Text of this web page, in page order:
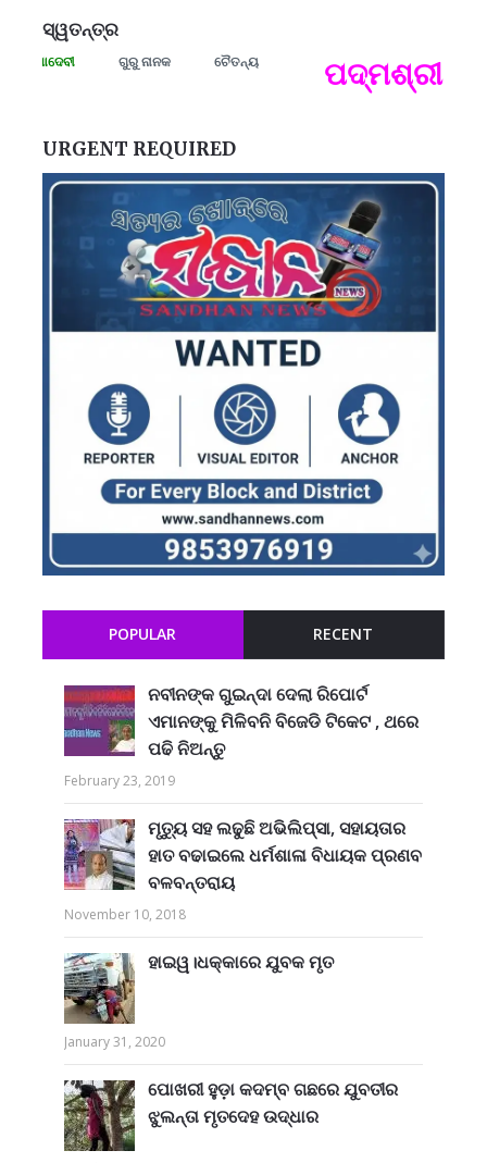
ସ୍ୱତନ୍ତ୍ର
ରମାଦେବୀ ଗୁରୁ ନାନକ ଚୈତନ୍ୟ ପଦ୍ମଶ୍ରୀ
URGENT REQUIRED
POPULAR RECENT
ନବୀନଙ୍କ ଗୁଇନ୍ଦା ଦେଲା ରିପୋର୍ଟ
ଏମାନଙ୍କୁ ମିଳିବନି ବିଜେଡି ଟିକେଟ , ଥରେ
ପଢି ନିଅନ୍ତୁ
February 23, 2019
ମୃତ୍ୟୁ ସହ ଲଢୁଛି ଅଭିଲିପ୍ସା, ସହାୟତାର
ହାତ ବଢାଇଲେ ଧର୍ମଶାଳା ବିଧାୟକ ପ୍ରଣବ
ବଳବନ୍ତରାୟ
November 10, 2018
ହାଇୱ।ଧକ୍କାରେ ଯୁବକ ମୃତ
January 31, 2020
ପୋଖରୀ ହୁଡ଼ା କଦମ୍ବ ଗଛରେ ଯୁବତୀର
ଝୁଲନ୍ତା ମୃତଦେହ ଉଦ୍ଧାର